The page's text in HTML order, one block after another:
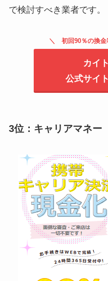
で検討すべき業者です。
初回90％の換金
カイ
公式サイ
3位：キャリアマネー